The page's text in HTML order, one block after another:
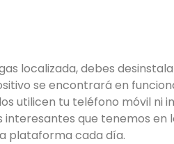
localizada, debes
se encontrará en
utilicen tu teléfono móvil ni
que tenemos en
plataforma cada día.